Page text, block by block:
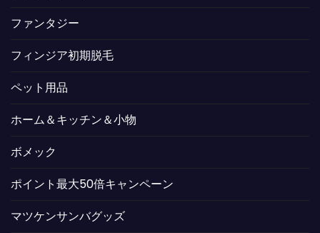
ファンタジー
フィンジア初期脱毛
ペット用品
ホーム＆キッチン＆小物
ボメック
ポイント最大50倍キャンペーン
マツケンサンバグッズ